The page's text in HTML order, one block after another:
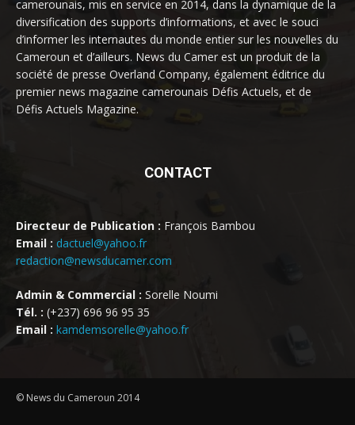
camerounais, mis en service en 2014, dans la dynamique de la
diversification des supports d’informations, et avec le souci
d’informer les internautes du monde entier sur les nouvelles du
Cameroun et d’ailleurs. News du Camer est un produit de la
société de presse Overland Company, également éditrice du
premier news magazine camerounais Défis Actuels, et de
Défis Actuels Magazine.
CONTACT
Directeur de Publication : François Bambou
Email : dactuel@yahoo.fr
redaction@newsducamer.com
Admin & Commercial : Sorelle Noumi
Tél. : (+237) 696 96 95 35
Email : kamdemsorelle@yahoo.fr
© News du Cameroun 2014